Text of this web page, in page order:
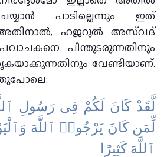
പാടില്ലെന്നും ഇത്
അതിനാൽ, ഹജറുൽ അസ്‌വദ്
പിന്തുടരുന്നതിനും
വേണ്ടിയാണ്.
لَّقَدْ كَانَ لَكُمْ فِى رَسُولِ
لِّمَن كَانَ يَرْجُوا۟ ٱللَّهَ
ٱللَّهَ كَثِيرًا